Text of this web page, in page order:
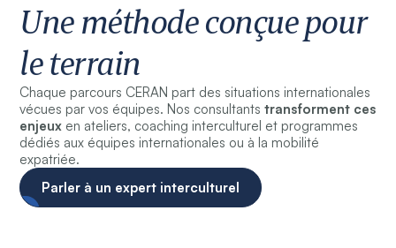
Une méthode conçue pour
le terrain
Chaque parcours CERAN part des situations internationales
vécues par vos équipes. Nos consultantstransforment ces
enjeux en ateliers, coaching interculturel et programmes
dédiés aux équipes internationales ou à la mobilité
expatriée.
Parler à un expert interculturel